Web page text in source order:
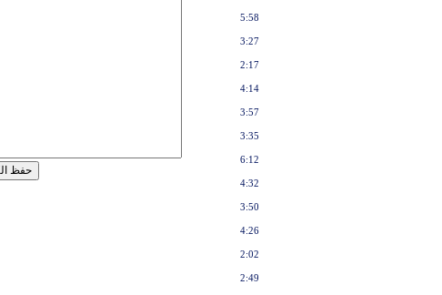
5:58
3:27
2:17
4:14
3:57
3:35
6:12
4:32
3:50
4:26
2:02
2:49